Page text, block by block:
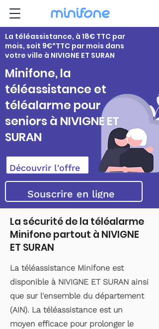
La téléassistance, à 18€ TTC par
mois, soit 9€*TTC par mois dans
votre ville à NIVIGNE ET SURAN
Minifone, la
téléassistance et
téléalarme pour
seniors à NIVIGNE ET
SURAN
Découvrir l'offre
Souscrire en ligne
La sécurité de la téléalarme
Minifone partout à NIVIGNE
ET SURAN
La téléassistance Minifone est
disponible à NIVIGNE ET SURAN ainsi
que sur l'ensemble du département
(AIN). La téléassistance est un
moyen efficace pour prolonger le